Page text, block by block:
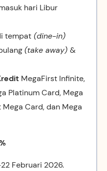
hari Libur
tempat (dine-in)
(take away) &
MegaFirst Infinite,
Platinum Card, Mega
Card, dan Mega
Februari 2026.